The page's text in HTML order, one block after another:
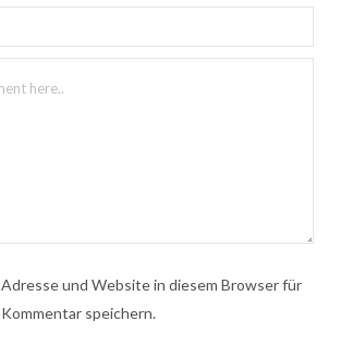
Adresse und Website in diesem Browser für
speichern.